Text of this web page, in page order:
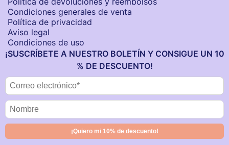
Condiciones generales de venta
Política de privacidad
Aviso legal
Condiciones de uso
¡SUSCRÍBETE A NUESTRO BOLETÍN Y CONSIGUE UN 10
% DE DESCUENTO!